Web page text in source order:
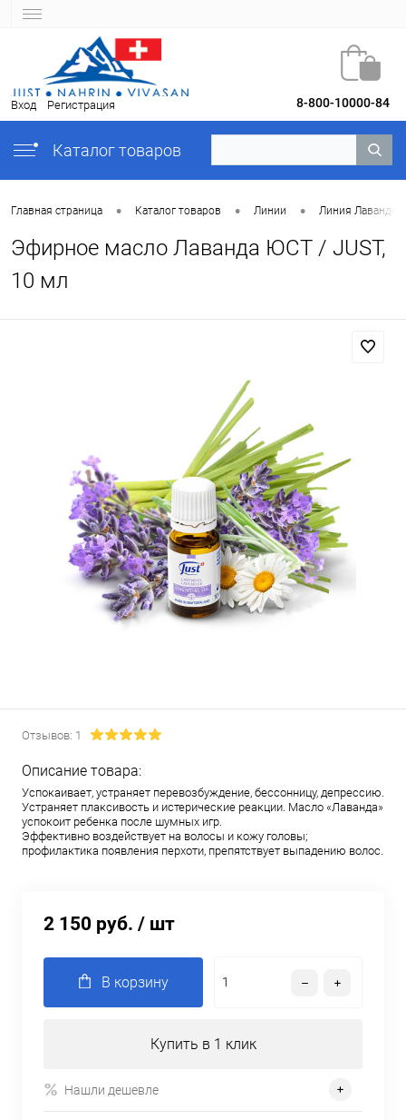
Вход Регистрация 8-800-10000-84
Каталог товаров
Главная страница • Каталог товаров • Линии • Линия Лаванда
Эфирное масло Лаванда ЮСТ / JUST,
10 мл
Отзывов: 1
Описание товара:
Успокаивает, устраняет перевозбуждение, бессонницу, депрессию.
Устраняет плаксивость и истерические реакции. Масло «Лаванда»
успокоит ребенка после шумных игр.
Эффективно воздействует на волосы и кожу головы;
профилактика появления перхоти, препятствует выпадению волос.
2 150 руб. / шт
В корзину
Купить в 1 клик
Нашли дешевле